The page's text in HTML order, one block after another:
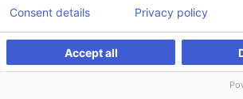
000615
Accept all
Consent details Privacy policy